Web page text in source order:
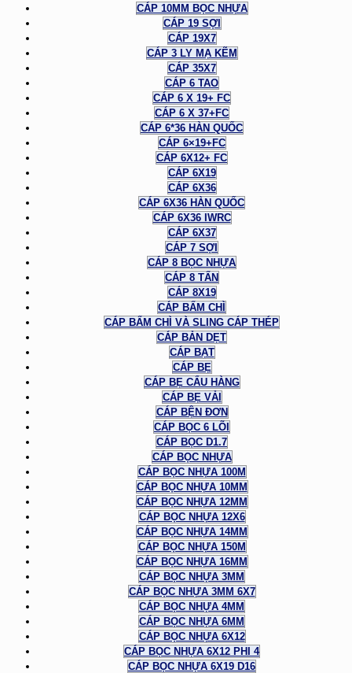
CÁP 10MM BỌC NHỰA
CÁP 19 SỢI
CÁP 19X7
CÁP 3 LY MẠ KẼM
CÁP 35X7
CÁP 6 TAO
CÁP 6 X 19+ FC
CÁP 6 X 37+FC
CÁP 6*36 HÀN QUỐC
CÁP 6×19+FC
CÁP 6X12+ FC
CÁP 6X19
CÁP 6X36
CÁP 6X36 HÀN QUỐC
CÁP 6X36 IWRC
CÁP 6X37
CÁP 7 SỢI
CÁP 8 BỌC NHỰA
CÁP 8 TẤN
CÁP 8X19
CÁP BẤM CHÌ
CÁP BẤM CHÌ VÀ SLING CÁP THÉP
CÁP BẢN DẸT
CÁP BẠT
CÁP BẸ
CÁP BẸ CẨU HÀNG
CÁP BẸ VẢI
CÁP BỆN ĐƠN
CÁP BỌC 6 LÕI
CÁP BỌC D1.7
CÁP BỌC NHỰA
CÁP BỌC NHỰA 100M
CÁP BỌC NHỰA 10MM
CÁP BỌC NHỰA 12MM
CÁP BỌC NHỰA 12X6
CÁP BỌC NHỰA 14MM
CÁP BỌC NHỰA 150M
CÁP BỌC NHỰA 16MM
CÁP BỌC NHỰA 3MM
CÁP BỌC NHỰA 3MM 6X7
CÁP BỌC NHỰA 4MM
CÁP BỌC NHỰA 6MM
CÁP BỌC NHỰA 6X12
CÁP BỌC NHỰA 6X12 PHI 4
CÁP BỌC NHỰA 6X19 D16